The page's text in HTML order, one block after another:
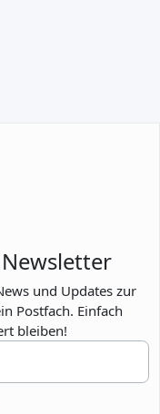
und Updates zur
Postfach. Einfach
bleiben!